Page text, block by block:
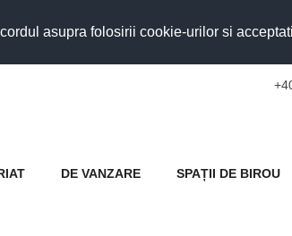
asupra folosirii cookie-urilor si
DE VANZARE SPAȚII DE BIROU